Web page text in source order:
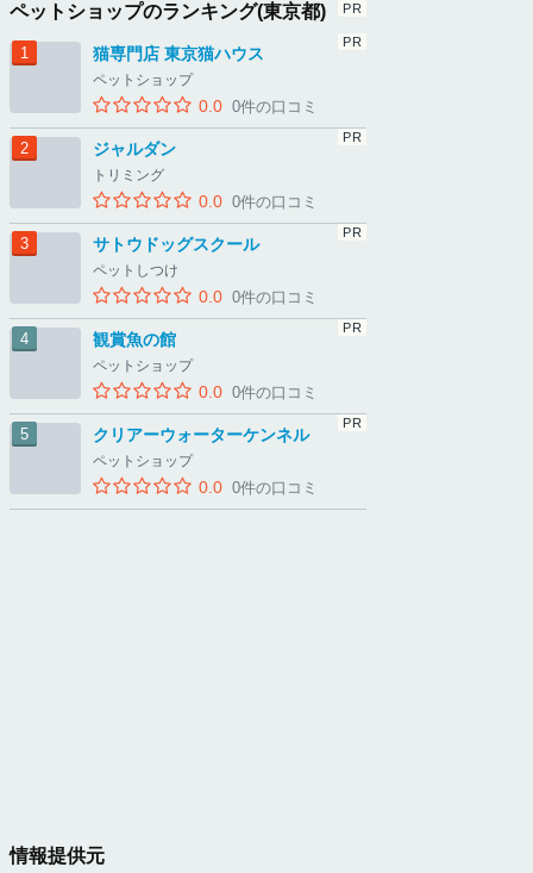
ペットショップのランキング(東京都)
猫専門店 東京猫ハウス
ペットショップ
0.0 0件の口コミ
ジャルダン
トリミング
0.0 0件の口コミ
サトウドッグスクール
ペットしつけ
0.0 0件の口コミ
観賞魚の館
ペットショップ
0.0 0件の口コミ
クリアーウォーターケンネル
ペットショップ
0.0 0件の口コミ
情報提供元